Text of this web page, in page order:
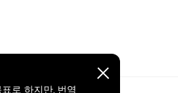
로 하지만, 번역